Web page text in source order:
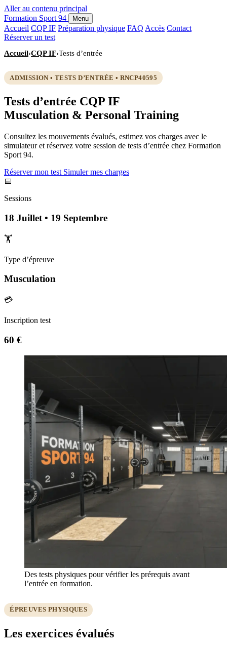
Aller au contenu principal
Formation Sport 94 Menu
Accueil CQP IF Préparation physique FAQ Accès Contact
Réserver un test
Accueil›CQP IF›Tests d’entrée
ADMISSION • TESTS D’ENTRÉE • RNCP40595
Tests d’entrée CQP IF
Musculation & Personal Training
Consultez les mouvements évalués, estimez vos charges avec le
simulateur et réservez votre session de tests d’entrée chez Formation
Sport 94.
Réserver mon test Simuler mes charges
📅
Sessions
18 Juillet • 19 Septembre
🏋️
Type d’épreuve
Musculation
💳
Inscription test
60 €
Des tests physiques pour vérifier les prérequis avant
l’entrée en formation.
ÉPREUVES PHYSIQUES
Les exercices évalués